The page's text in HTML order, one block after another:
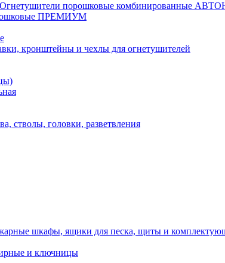
Огнетушители порошковые комбинированные
ПРЕМИУМ
кронштейны и чехлы для огнетушителей
стволы, головки, разветвления
шкафы, ящики для песка, щиты и
и ключницы